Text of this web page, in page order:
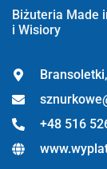
Biżuteria Made
i Wisiory
+48 516